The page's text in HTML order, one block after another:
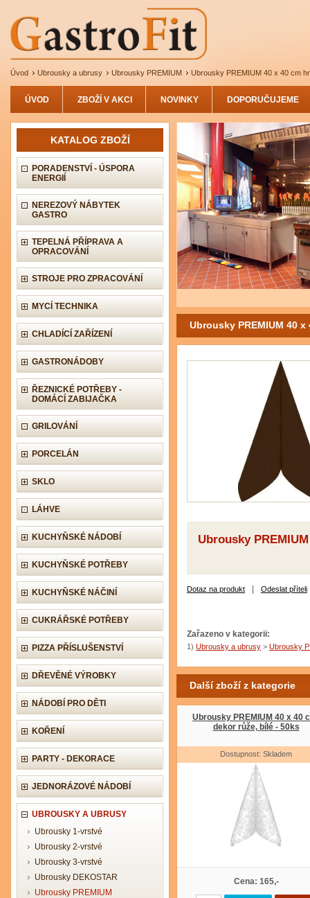
Úvod Ubrousky a ubrusy Ubrousky PREMIUM Ubrousky PREMIUM 40 x 40 cm
ÚVOD ZBOŽÍ V AKCI NOVINKY DOPORUČUJEME
KATALOG ZBOŽÍ
PORADENSTVÍ - ÚSPORA
ENERGIÍ
NEREZOVÝ NÁBYTEK
GASTRO
TEPELNÁ PŘÍPRAVA A
OPRACOVÁNÍ
STROJE PRO ZPRACOVÁNÍ
MYCÍ TECHNIKA
CHLADÍCÍ ZAŘÍZENÍ
GASTRONÁDOBY
ŘEZNICKÉ POTŘEBY -
DOMÁCÍ ZABIJAČKA
GRILOVÁNÍ
PORCELÁN
SKLO
LÁHVE
KUCHYŇSKÉ NÁDOBÍ
KUCHYŇSKÉ POTŘEBY
KUCHYŇSKÉ NÁČINÍ
CUKRÁŘSKÉ POTŘEBY
PIZZA PŘÍSLUŠENSTVÍ
DŘEVĚNÉ VÝROBKY
NÁDOBÍ PRO DĚTI
KOŘENÍ
PARTY - DEKORACE
JEDNORÁZOVÉ NÁDOBÍ
UBROUSKY A UBRUSY
Ubrousky 1-vrstvé
Ubrousky 2-vrstvé
Ubrousky 3-vrstvé
Ubrousky DEKOSTAR
Ubrousky PREMIUM
Ubrousky PREMIUM 40
Ubrousky
Dotaz na produkt Odeslat příteli
Zařazeno v kategorii:
1) Ubrousky a ubrusy > Ubrousky
Další zboží z kategorie
Ubrousky PREMIUM 40 x 40
dekor růže, bílé - 50ks
Dostupnost: Skladem
Cena: 165,-